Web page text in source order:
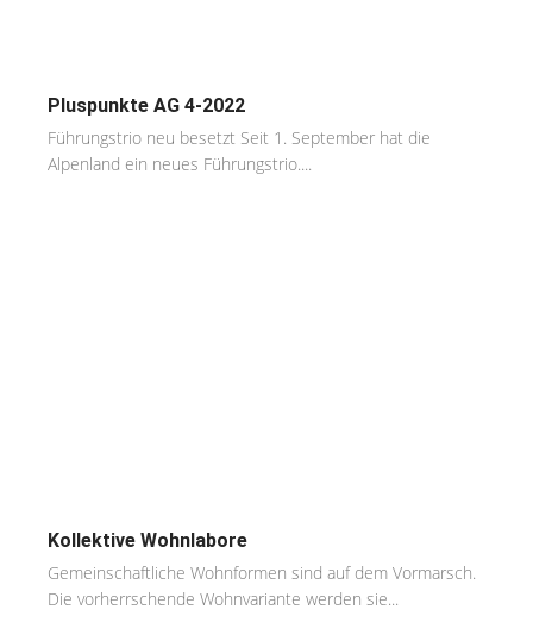
Pluspunkte AG 4-2022
Führungstrio neu besetzt Seit 1. September hat die
Alpenland ein neues Führungstrio....
Kollektive Wohnlabore
Gemeinschaftliche Wohnformen sind auf dem Vormarsch.
Die vorherrschende Wohnvariante werden sie...